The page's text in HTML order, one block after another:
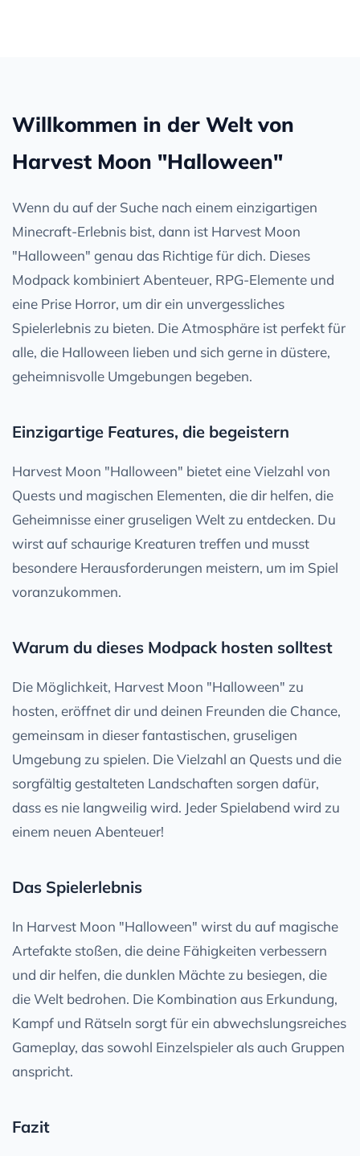
Willkommen in der Welt von
Harvest Moon "Halloween"
Wenn du auf der Suche nach einem einzigartigen
Minecraft-Erlebnis bist, dann ist Harvest Moon
"Halloween" genau das Richtige für dich. Dieses
Modpack kombiniert Abenteuer, RPG-Elemente und
eine Prise Horror, um dir ein unvergessliches
Spielerlebnis zu bieten. Die Atmosphäre ist perfekt für
alle, die Halloween lieben und sich gerne in düstere,
geheimnisvolle Umgebungen begeben.
Einzigartige Features, die begeistern
Harvest Moon "Halloween" bietet eine Vielzahl von
Quests und magischen Elementen, die dir helfen, die
Geheimnisse einer gruseligen Welt zu entdecken. Du
wirst auf schaurige Kreaturen treffen und musst
besondere Herausforderungen meistern, um im Spiel
voranzukommen.
Warum du dieses Modpack hosten solltest
Die Möglichkeit, Harvest Moon "Halloween" zu
hosten, eröffnet dir und deinen Freunden die Chance,
gemeinsam in dieser fantastischen, gruseligen
Umgebung zu spielen. Die Vielzahl an Quests und die
sorgfältig gestalteten Landschaften sorgen dafür,
dass es nie langweilig wird. Jeder Spielabend wird zu
einem neuen Abenteuer!
Das Spielerlebnis
In Harvest Moon "Halloween" wirst du auf magische
Artefakte stoßen, die deine Fähigkeiten verbessern
und dir helfen, die dunklen Mächte zu besiegen, die
die Welt bedrohen. Die Kombination aus Erkundung,
Kampf und Rätseln sorgt für ein abwechslungsreiches
Gameplay, das sowohl Einzelspieler als auch Gruppen
anspricht.
Fazit